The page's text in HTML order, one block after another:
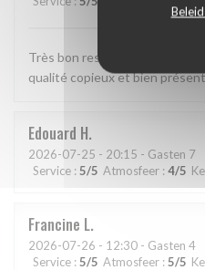
Très bon restaurant, bon
qualité copieux et bien
Edouard H
2026-07-25 - 20:15 - Gasten 7
Service : 5/5 Atmosfeer : 4/5
Francine L
2026-07-26 - 12:30 - Gasten 4
Service : 5/5 Atmosfeer : 5/5